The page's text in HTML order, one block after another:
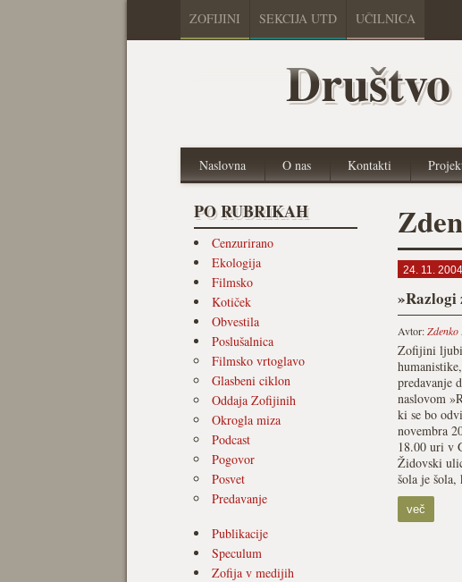
ZOFIJINI SEKCIJA UTD UČILNICA
Naslovna O nas Kontakti
PO RUBRIKAH
Cenzurirano
Ekologija
Filmsko
Kotiček
Obvestila
Poslušalnica
Filmsko vrtoglavo
Glasbeni ciklon
Oddaja Zofijinih
Okrogla miza
Podcast
Pogovor
Posvet
Predavanje
Publikacije
Speculum
Zofija v medijih
24. 11. 2004
»Razlogi
Avtor:Zdenko
Zofijini
predavanje
naslovom
ki se bo
novembra
18.00 uri v
Židovski
šola je šola,
več